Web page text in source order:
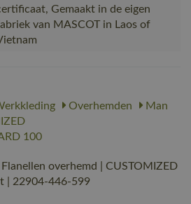
Gemaakt in de eigen
van MASCOT in Laos of
Overhemden
Man
100
overhemd | CUSTOMIZED
| 22904-446-599